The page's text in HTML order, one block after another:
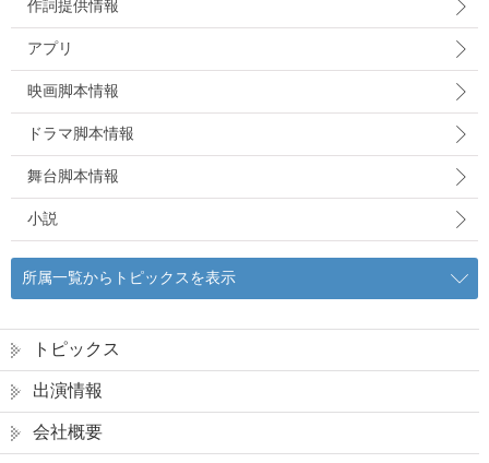
作詞提供情報
アプリ
映画脚本情報
ドラマ脚本情報
舞台脚本情報
小説
所属一覧からトピックスを表示
トピックス
出演情報
会社概要